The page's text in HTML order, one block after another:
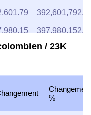
/ 23K
Changement
%